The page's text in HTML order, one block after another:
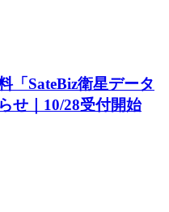
「SateBiz衛星データ
せ｜10/28受付開始